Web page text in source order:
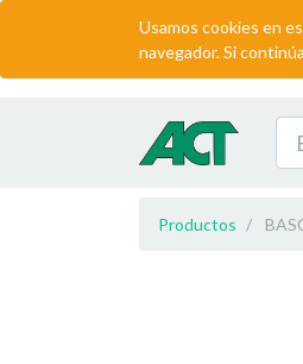
Usamos cookies en
navegador. Si
Productos